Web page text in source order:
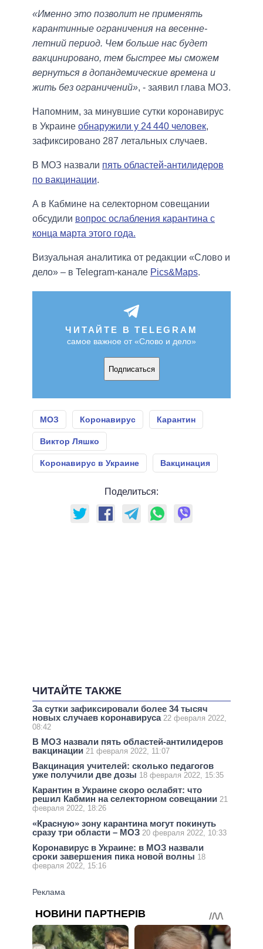
«Именно это позволит не применять
карантинные ограничения на весенне-
летний период. Чем больше нас будет
вакцинировано, тем быстрее мы сможем
вернуться в допандемические времена и
жить без ограничений», - заявил глава МОЗ.
Напомним, за минувшие сутки коронавирус
в Украине обнаружили у 24 440 человек,
зафиксировано 287 летальных случаев.
В МОЗ назвали пять областей-антилидеров
по вакцинации.
А в Кабмине на селекторном совещании
обсудили вопрос ослабления карантина с
конца марта этого года.
Визуальная аналитика от редакции «Слово и
дело» – в Telegram-канале Pics&Maps.
ЧИТАЙТЕ В TELEGRAM
самое важное от «Слово и дело»
Подписаться
МОЗ Коронавирус Карантин
Виктор Ляшко
Коронавирус в Украине Вакцинация
Поделиться:
ЧИТАЙТЕ ТАКЖЕ
За сутки зафиксировали более 34 тысяч
новых случаев коронавируса 22 февраля 2022,
08:42
В МОЗ назвали пять областей-антилидеров
вакцинации 21 февраля 2022, 11:07
Вакцинация учителей: сколько педагогов
уже получили две дозы 18 февраля 2022, 15:35
Карантин в Украине скоро ослабят: что
решил Кабмин на селекторном совещании 21
февраля 2022, 18:26
«Красную» зону карантина могут покинуть
сразу три области – МОЗ 20 февраля 2022, 10:33
Коронавирус в Украине: в МОЗ назвали
сроки завершения пика новой волны 18
февраля 2022, 15:16